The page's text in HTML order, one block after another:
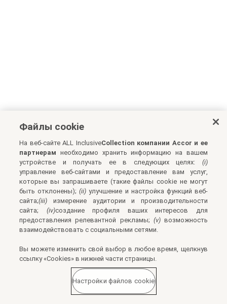
Файлы cookie
На веб-сайте ALL InclusiveCollection компании Accor и ее
партнерам необходимо хранить информацию на вашем
устройстве и получать ее в следующих целях: (i)
управление веб-сайтами и предоставление вам услуг,
которые вы запрашиваете (такие файлы cookie не могут
быть отклонены);(ii) улучшение и настройка функций веб-
сайта;(iii) измерение аудитории и производительности
сайта; (iv)создание профиля ваших интересов для
предоставления релевантной рекламы; (v)возможность
взаимодействовать с социальными сетями.
Вы можете изменить свой выбор в любое время, щелкнув
ссылку «Cookies» в нижней части страницы.
Настройки файлов cookie